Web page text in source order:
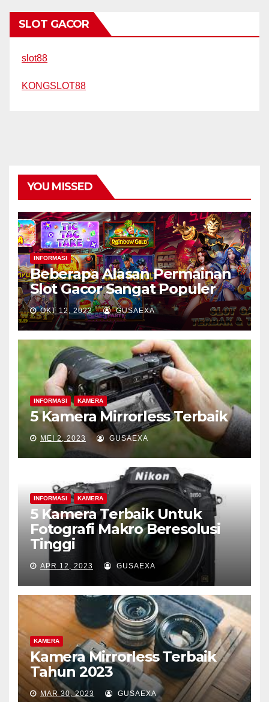
SLOT GACOR
slot88
KONGSLOT88
YOU MISSED
INFORMASI
Beberapa Alasan Permainan
Slot Gacor Sangat Populer
OKT 12, 2023 GUSAEXA
INFORMASI KAMERA
5 Kamera Mirrorless Terbaik
MEI 2, 2023 GUSAEXA
INFORMASI KAMERA
5 Kamera Terbaik Untuk
Fotografi Makro Beresolusi
Tinggi
APR 12, 2023 GUSAEXA
KAMERA
Kamera Mirrorless Terbaik
Tahun 2023
MAR 30, 2023 GUSAEXA